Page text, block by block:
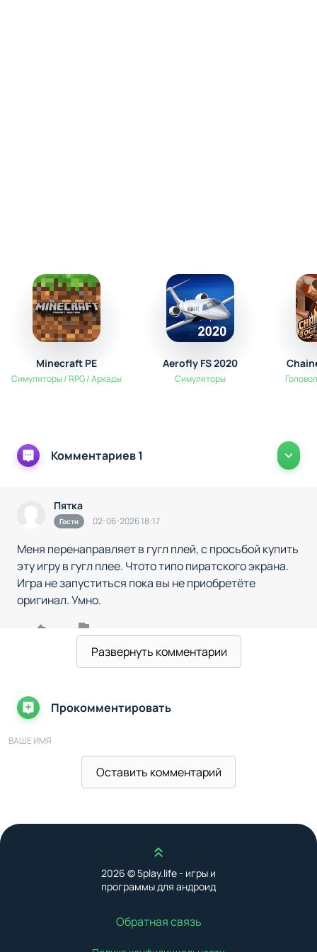
Minecraft PE
Симуляторы / RPG / Аркады
Aerofly FS 2020
Симуляторы
Комментариев 1
Пятка
Гости 02-06-2026 18:17
Меня перенаправляет в гугл плей, с просьбой купить
эту игру в гугл плее. Чтото типо пиратского экрана.
Игра не запуститься пока вы не приобретёте
оригинал. Умно.
Развернуть комментарии
Прокомментировать
ВАШЕ ИМЯ
Оставить комментарий
Наверх
2026 © 5play.life - игры и
программы для андроид
Обратная связь